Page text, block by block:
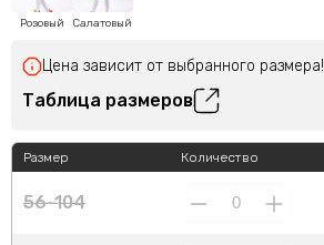
Розовый Салатовый
Цена зависит от выбранного размера!
Таблица размеров
Размер
56-104
Количество